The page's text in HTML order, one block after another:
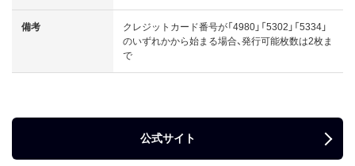
備考
クレジットカード番号が「4980」「5302」「5334」
のいずれかから始まる場合、発行可能枚数は2枚ま
で
公式サイト